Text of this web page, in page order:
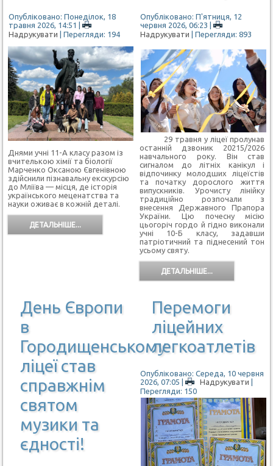
Опубліковано: Понеділок, 18
травня 2026, 14:51
|
Надрукувати
| Перегляди: 194
Днями учні 11-А класу разом із
вчителькою хімії та біології
Марченко Оксаною Євгенівною
здійснили пізнавальну екскурсію
до Мліїва — місця, де історія
українського меценатства та
науки оживає в кожній деталі.
ДЕТАЛЬНІШЕ...
Опубліковано: П'ятниця, 12
червня 2026, 06:23
Надрукувати
| Перегляди: 893
29 травня у ліцеї пролунав
останній дзвоник 20215/2026
навчального року. Він став
сигналом до літніх канікул і
відпочинку молодших ліцеїстів
та початку дорослого життя
випускників. Урочисту лінійку
традиційно розпочали з
внесення Державного Прапора
України. Цю почесну місію
цьогоріч гордо й гідно виконали
учні 10-Б класу, задавши
патріотичний та піднесений тон
усьому святу.
ДЕТАЛЬНІШЕ...
День Європи
в
Городищенському
ліцеї став
справжнім
святом
музики та
єдності!
Перемоги
ліцейних
легкоатлетів
Опубліковано: Середа, 10 червня
2026, 07:05
Надрукувати
Перегляди: 150